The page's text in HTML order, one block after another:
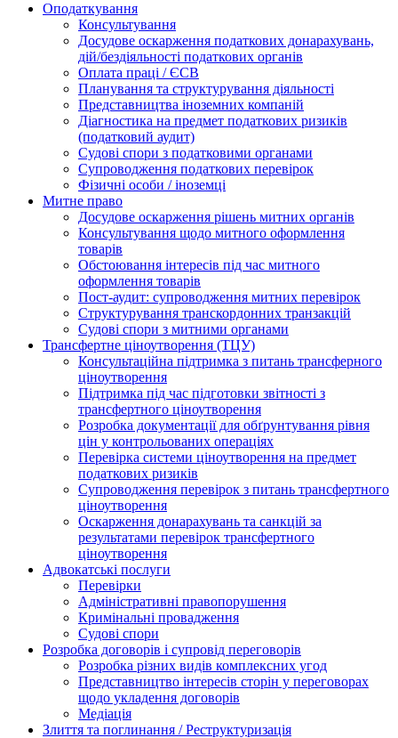
Оподаткування
Консультування
Досудове оскарження податкових донарахувань,
дій/бездіяльності податкових органів
Оплата праці / ЄСВ
Планування та структурування діяльності
Представництва іноземних компаній
Діагностика на предмет податкових ризиків
(податковий аудит)
Судові спори з податковими органами
Супроводження податкових перевірок
Фізичні особи / іноземці
Митне право
Досудове оскарження рішень митних органів
Консультування щодо митного оформлення
товарів
Обстоювання інтересів під час митного
оформлення товарів
Пост-аудит: супроводження митних перевірок
Структурування транскордонних транзакцій
Судові спори з митними органами
Трансфертне ціноутворення (ТЦУ)
Консультаційна підтримка з питань трансферного
ціноутворення
Підтримка під час підготовки звітності з
трансфертного ціноутворення
Розробка документації для обґрунтування рівня
цін у контрольованих операціях
Перевірка системи ціноутворення на предмет
податкових ризиків
Супроводження перевірок з питань трансфертного
ціноутворення
Оскарження донарахувань та санкцій за
результатами перевірок трансфертного
ціноутворення
Адвокатські послуги
Перевірки
Адміністративні правопорушення
Кримінальні провадження
Судові спори
Розробка договорів і супровід переговорів
Розробка різних видів комплексних угод
Представництво інтересів сторін у переговорах
щодо укладення договорів
Медіація
Злиття та поглинання / Реструктуризація